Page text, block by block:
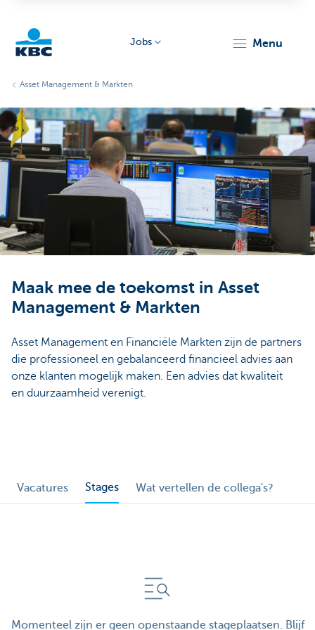
Particulieren
Jobs menu
Asset Management & Markten
Maak mee de toekomst in Asset
Management & Markten
Asset Management en Financiële Markten zijn de partners
die professioneel en gebalanceerd financieel advies aan
onze klanten mogelijk maken. Een advies dat kwaliteit
en duurzaamheid verenigt.
Vacatures Stages Wat vertellen de collega's?
Momenteel zijn er geen openstaande stageplaatsen. Blijf